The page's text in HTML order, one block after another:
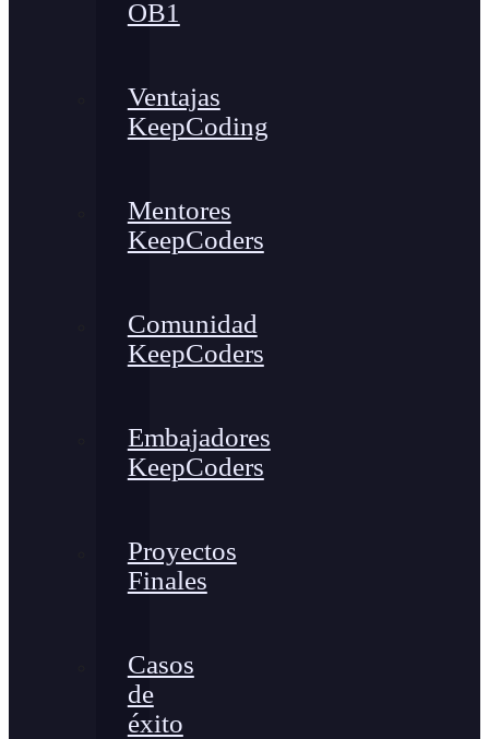
OB1
Ventajas
KeepCoding
Mentores
KeepCoders
Comunidad
KeepCoders
Embajadores
KeepCoders
Proyectos
Finales
Casos
de
éxito